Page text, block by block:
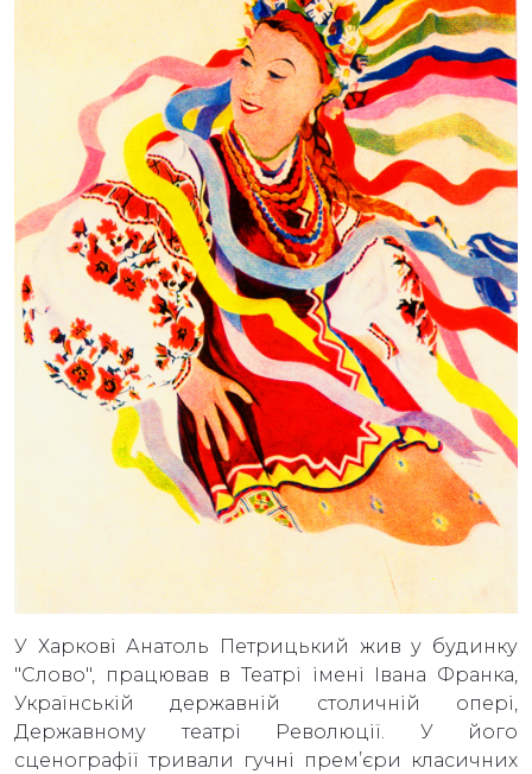
У Харкові Анатоль Петрицький жив у будинку
"Слово", працював в Театрі імені Івана Франка,
Українській державній столичній опері,
Державному театрі Революції. У його
сценографії тривали гучні прем’єри класичних